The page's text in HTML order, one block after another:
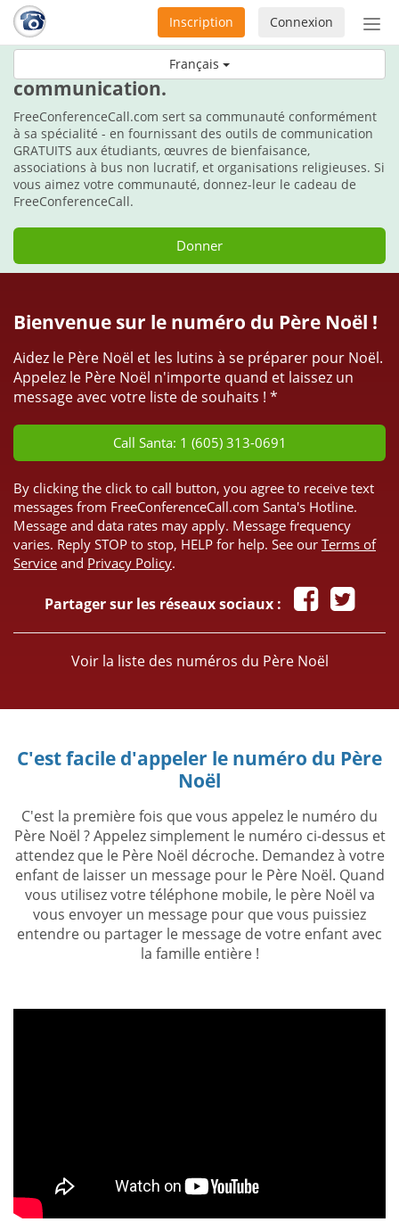
Français
ou
Connexion
Inscription
Durant les fêtes, faites le cadeau de la
communication.
FreeConferenceCall.com sert sa communauté conformément
à sa spécialité - en fournissant des outils de communication
GRATUITS aux étudiants, œuvres de bienfaisance,
associations à bus non lucratif, et organisations religieuses. Si
vous aimez votre communauté, donnez-leur le cadeau de
FreeConferenceCall.
Donner
Bienvenue sur le numéro du Père Noël !
Aidez le Père Noël et les lutins à se préparer pour Noël.
Appelez le Père Noël n'importe quand et laissez un
message avec votre liste de souhaits ! *
Call Santa: 1 (605) 313-0691
By clicking the click to call button, you agree to receive text
messages from FreeConferenceCall.com Santa's Hotline.
Message and data rates may apply. Message frequency
varies. Reply STOP to stop, HELP for help. See our Terms of
Service and Privacy Policy.
Partager sur les réseaux sociaux :
Voir la liste des numéros du Père Noël
C'est facile d'appeler le numéro du Père
Noël
C'est la première fois que vous appelez le numéro du
Père Noël ? Appelez simplement le numéro ci-dessus et
attendez que le Père Noël décroche. Demandez à votre
enfant de laisser un message pour le Père Noël. Quand
vous utilisez votre téléphone mobile, le père Noël va
vous envoyer un message pour que vous puissiez
entendre ou partager le message de votre enfant avec
la famille entière !